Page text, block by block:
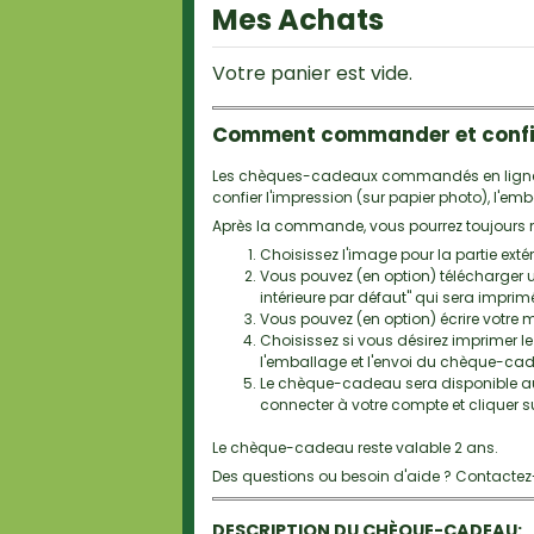
Mes Achats
Votre panier est vide.
Comment commander et
Les chèques-cadeaux commandés en
confier l'impression (sur papier photo),
Après la commande, vous pourrez
Choisissez l'image pour la partie
Vous pouvez (en option)
intérieure par défaut" qui sera
Vous pouvez (en option) écrire
Choisissez si vous désirez imprimer
l'emballage et l'envoi du chèque-
Le chèque-cadeau sera disponible
connecter à votre compte et cliquer
Le chèque-cadeau reste valable 2 ans.
Des questions ou besoin d'aide ?